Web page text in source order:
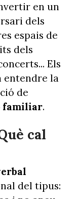
en un
dels
espais de
dels
Els
entendre la
de
familiar.
cal
del tipus: